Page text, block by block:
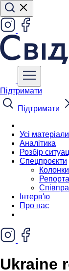
Підтримати
Підтримати
Усі матеріали
Аналітика
Розбір
Спецпроєкти
Колонки
Інтерв'ю
Про нас
Ukraine